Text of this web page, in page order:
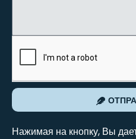
Нажимая на кнопку, Вы